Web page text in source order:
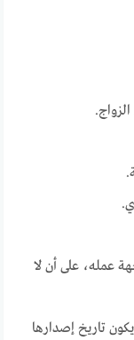
عمله، على أن لا
تاريخ إصدارها